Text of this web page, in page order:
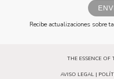
Recibe actualizaciones sobre
THE ESSENCE
AVISO LEGAL |